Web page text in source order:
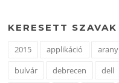
KERESETT SZAVAK
2015 applikáció arany
bulvár
debrecen dell